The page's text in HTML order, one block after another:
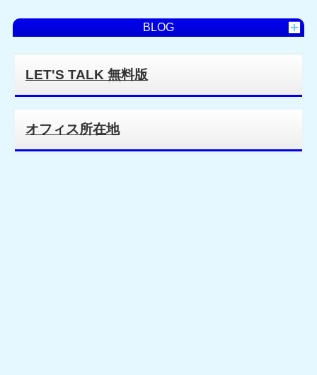
BLOG
LET'S TALK 無料版
オフィス所在地